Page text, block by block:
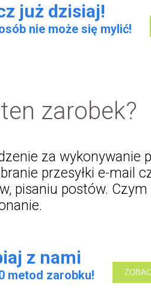
już dzisiaj!
nie może się mylić!
zarobek?
za wykonywanie
przesyłki e-mail
pisaniu postów.
z nami
metod zarobku!